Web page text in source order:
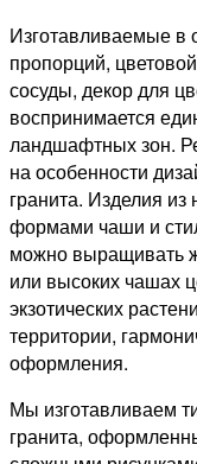
Изготавливаемые в
пропорций,
сосуды, декор для
воспринимается
ландшафтных зон.
на особенности
гранита. Изделия из
формами чаши и
можно выращивать
или высоких чашах
экзотических
территории,
оформления.
Мы изготавливаем
гранита,